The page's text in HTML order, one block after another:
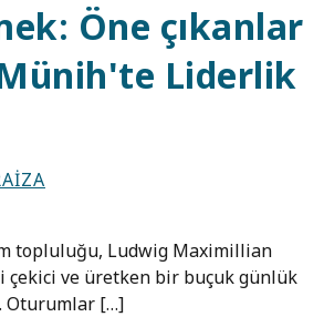
Öne çıkanlar
Liderlik
topluluğu, Ludwig Maximillian
ve üretken bir buçuk günlük
Oturumlar […]